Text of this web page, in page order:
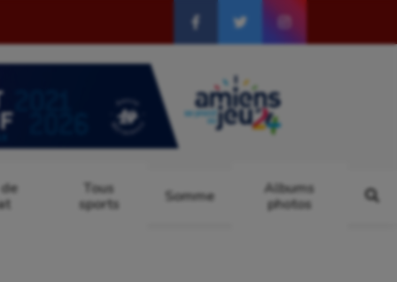
Tous
sports
Somme
Albums
photos